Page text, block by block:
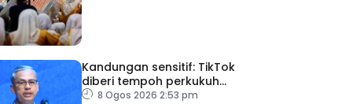
Kandungan sensitif: TikTok
diberi tempoh perkukuh
sistem moderasi
8 Ogos 2026 2:53 pm